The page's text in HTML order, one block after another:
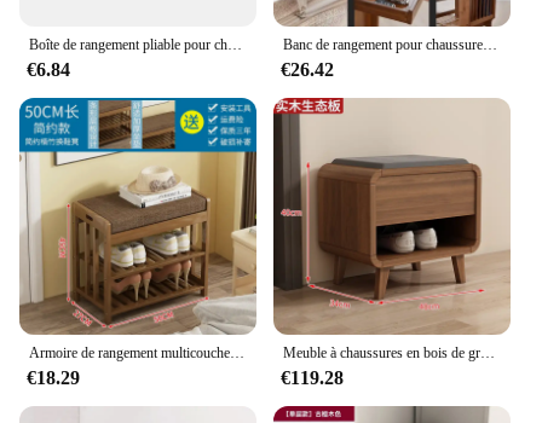
|Wholesale|Vendors|
**Elegant Storage Solution**
The Armoire de rangement chaussures is not just a
storage unit; it's a statement piece that adds a touch
of sophistication to any room. With its classic
French design, this armoire features a sleek
silhouette that blends seamlessly with various
interior styles. The laminate finish offers a durable
and easy-to-clean surface, ensuring that your shoes
are kept in pristine condition. The armoire's design
is not only functional but also visually appealing,
making it a perfect addition to any space.
**Versatile and Space-Efficient**
The Armoire de rangement chaussures is designed
Boîte de rangement pliable pour chaussures, MELType avec couvercle, séparateur anti-poussière, organisateur domestique
€6.84
Banc de rangement pour chaussures T1 avec siège à coussin double couche, tabouret à chaussures, hôtel de salon, rangement d'entrée, meubles de couloir
€26.42
Armoire de rangement multicouche pour chaussures d'entrée domestique, coussin de sac souple, cloison T1, banc de salle de bain
€18.29
Meuble à chaussures en bois de grande capacité, armoire d'entrée domestique, balcon intérieur, foyer, meubles de maison, KMSC
€119.28